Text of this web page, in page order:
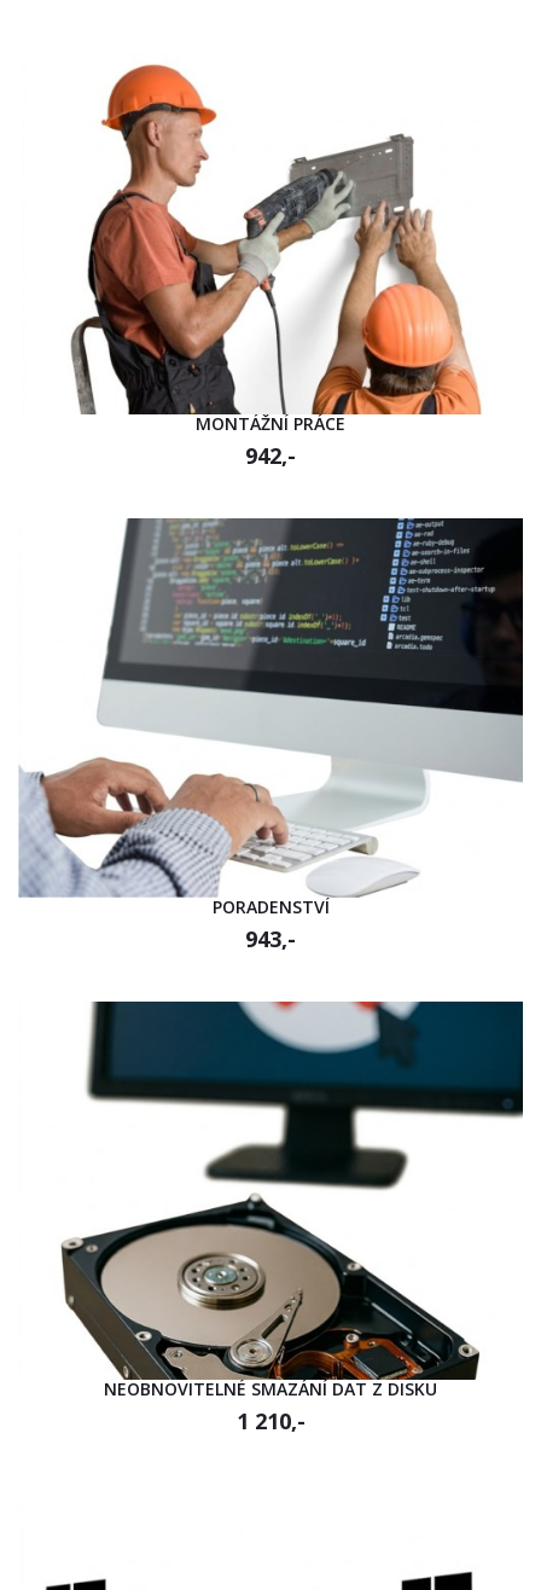
MONTÁŽNÍ PRÁCE
942,-
PORADENSTVÍ
943,-
NEOBNOVITELNÉ SMAZÁNÍ DAT Z DISKU
1 210,-